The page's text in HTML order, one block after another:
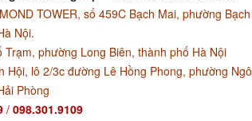
TOWER, số 459C Bạch Mai, phường Bạch
Nội.
Trạm, phường Long Biên, thành phố Hà Nội
Hội, lô 2/3c đường Lê Hồng Phong, phường Ngô
Phòng
/ 098.301.9109